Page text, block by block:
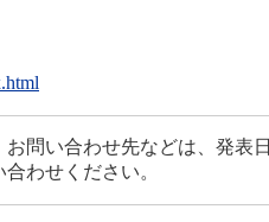
問い合わせ先などは、発
わせください。